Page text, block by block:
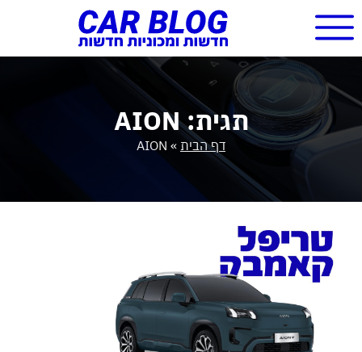
תגית: AION
דף הבית »
AION